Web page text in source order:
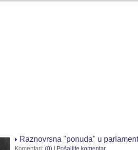
Raznovrsna "ponuda" u
Komentari: (0) Pošaljite komentar